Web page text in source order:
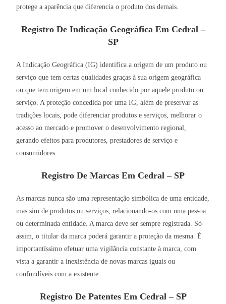
protege a aparência que diferencia o produto dos demais.
Registro De Indicação Geográfica Em Cedral –
SP
A Indicação Geográfica (IG) identifica a origem de um produto ou
serviço que tem certas qualidades graças à sua origem geográfica
ou que tem origem em um local conhecido por aquele produto ou
serviço. A proteção concedida por uma IG, além de preservar as
tradições locais, pode diferenciar produtos e serviços, melhorar o
acesso ao mercado e promover o desenvolvimento regional,
gerando efeitos para produtores, prestadores de serviço e
consumidores.
Registro De Marcas Em Cedral – SP
As marcas nunca são uma representação simbólica de uma entidade,
mas sim de produtos ou serviços, relacionando-os com uma pessoa
ou determinada entidade. A marca deve ser sempre registrada. Só
assim, o titular da marca poderá garantir a proteção da mesma. É
importantíssimo efetuar uma vigilância constante à marca, com
vista a garantir a inexistência de novas marcas iguais ou
confundíveis com a existente.
Registro De Patentes Em Cedral – SP